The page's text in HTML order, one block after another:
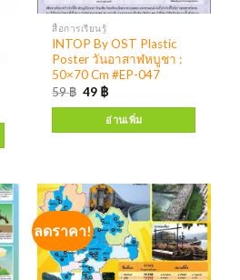
สื่อการเรียนรู้
INTOP By OST Plastic
Poster วันอาสาฬหบูชา :
50×70 Cm #EP-047
59฿ 49 ฿
อ่านเพิ่ม
ลดราคา!